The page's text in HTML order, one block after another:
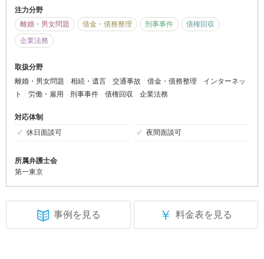
注力分野
離婚・男女問題
借金・債務整理 刑事事件
債権回収
企業法務
取扱分野
離婚・男女問題
相続・遺言 交通事故 借金・債務整理
インターネッ
ト
労働・雇用 刑事事件 債権回収 企業法務
対応体制
休日面談可
夜間面談可
所属弁護士会
第一東京
事例を見る ￥ 料金表を見る